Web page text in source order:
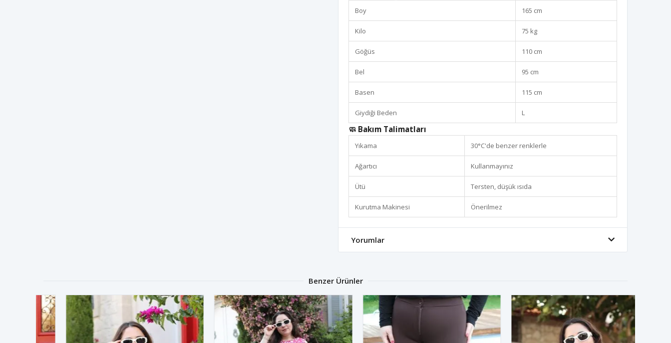
Boy 165 cm
Kilo 75 kg
Göğüs 110 cm
Bel 95 cm
Basen 115 cm
Giydiği Beden L
🧼 Bakım Talimatları
Yıkama 30°C'de benzer renklerle
Ağartıcı Kullanmayınız
Ütü Tersten, düşük ısıda
Kurutma Makinesi Önerilmez
Yorumlar
Benzer Ürünler